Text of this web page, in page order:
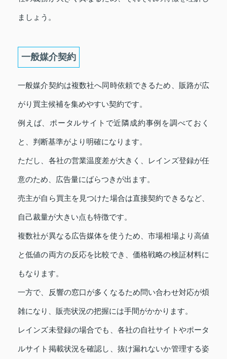
ましょう。
一般媒介契約
一般媒介契約は複数社へ同時依頼できるため、販路が広
がり買主候補を集めやすい契約です。
例えば、ポータルサイトで近隣成約事例を調べておく
と、判断基準がより明確になります。
ただし、各社の営業温度差が大きく、レインズ登録が任
意のため、広告量にばらつきが出ます。
売主が自ら買主を見つけた場合は直接契約できるなど、
自己裁量が大きい点も特徴です。
複数社が異なる広告媒体を使うため、市場相場より高値
と低値の両方の反応を比較でき、価格戦略の検証材料に
もなります。
一方で、反響の窓口が多くなるため問い合わせ対応が煩
雑になり、販売状況の把握には手間がかかります。
レインズ未登録の場合でも、各社の自社サイトやポータ
ルサイト掲載状況を確認し、抜け漏れないか管理する姿